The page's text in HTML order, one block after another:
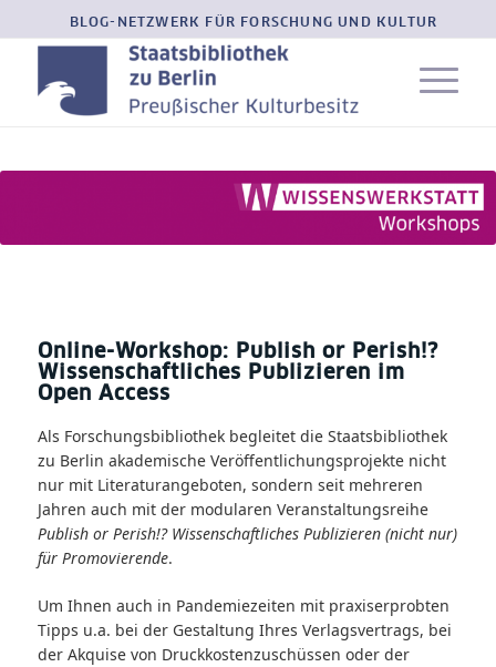
BLOG-NETZWERK FÜR FORSCHUNG UND KULTUR
Online-Workshop: Publish or Perish!?
Wissenschaftliches Publizieren im
Open Access
Als Forschungsbibliothek begleitet die Staatsbibliothek
zu Berlin akademische Veröffentlichungsprojekte nicht
nur mit Literaturangeboten, sondern seit mehreren
Jahren auch mit der modularen Veranstaltungsreihe
Publish or Perish!? Wissenschaftliches Publizieren (nicht nur)
für Promovierende.
Um Ihnen auch in Pandemiezeiten mit praxiserprobten
Tipps u.a. bei der Gestaltung Ihres Verlagsvertrags, bei
der Akquise von Druckkostenzuschüssen oder der